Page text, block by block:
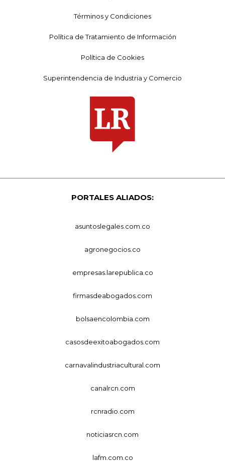
Términos y Condiciones
Política de Tratamiento de Información
Política de Cookies
Superintendencia de Industria y Comercio
PORTALES ALIADOS:
asuntoslegales.com.co
agronegocios.co
empresas.larepublica.co
firmasdeabogados.com
bolsaencolombia.com
casosdeexitoabogados.com
carnavalindustriacultural.com
canalrcn.com
rcnradio.com
noticiasrcn.com
lafm.com.co